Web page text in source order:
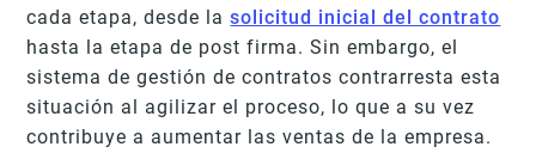
cada etapa, desde lasolicitud inicial del contrato
hasta la etapa de post firma. Sin embargo, el
sistema de gestión de contratos contrarresta esta
situación al agilizar el proceso, lo que a su vez
contribuye a aumentar las ventas de la empresa.